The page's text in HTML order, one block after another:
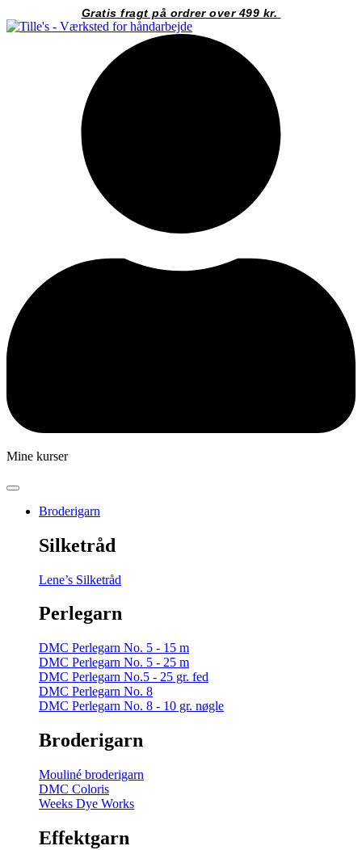
til
Gratis fragt på ordrer over 499 kr.
Mine kurser
Broderigarn
Silketråd
Lene’s Silketråd
Perlegarn
DMC Perlegarn No. 5 - 15 m
DMC Perlegarn No. 5 - 25 m
DMC Perlegarn No.5 - 25 gr. fed
DMC Perlegarn No. 8
DMC Perlegarn No. 8 - 10 gr. nøgle
Broderigarn
Mouliné broderigarn
DMC Coloris
Weeks Dye Works
Effektgarn